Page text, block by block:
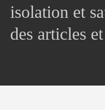
isolation et
des articles